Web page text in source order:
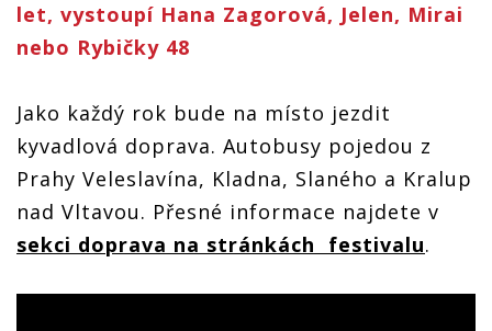
let, vystoupí Hana Zagorová, Jelen, Mirai
nebo Rybičky 48
Jako každý rok bude na místo jezdit
kyvadlová doprava. Autobusy pojedou z
Prahy Veleslavína, Kladna, Slaného a Kralup
nad Vltavou. Přesné informace najdete v
sekci doprava na stránkách festivalu.